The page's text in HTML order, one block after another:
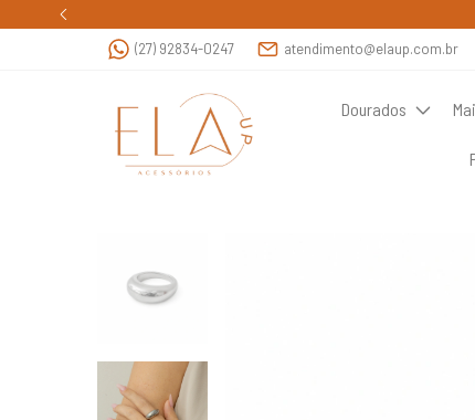
(27) 92834-0247 atendimento@elaup.com.br
Dourados